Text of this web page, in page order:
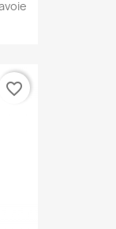
favorite_border